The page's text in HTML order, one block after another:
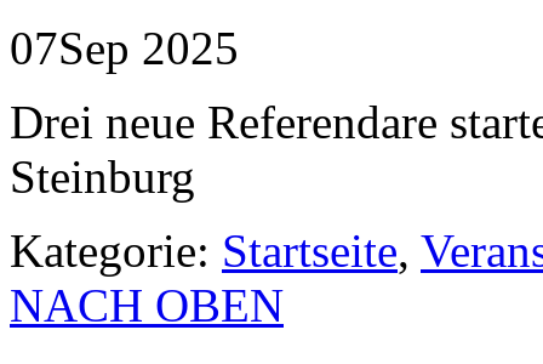
07Sep 2025
Drei neue Referendare
Steinburg
Kategorie: Startseite,
NACH OBEN